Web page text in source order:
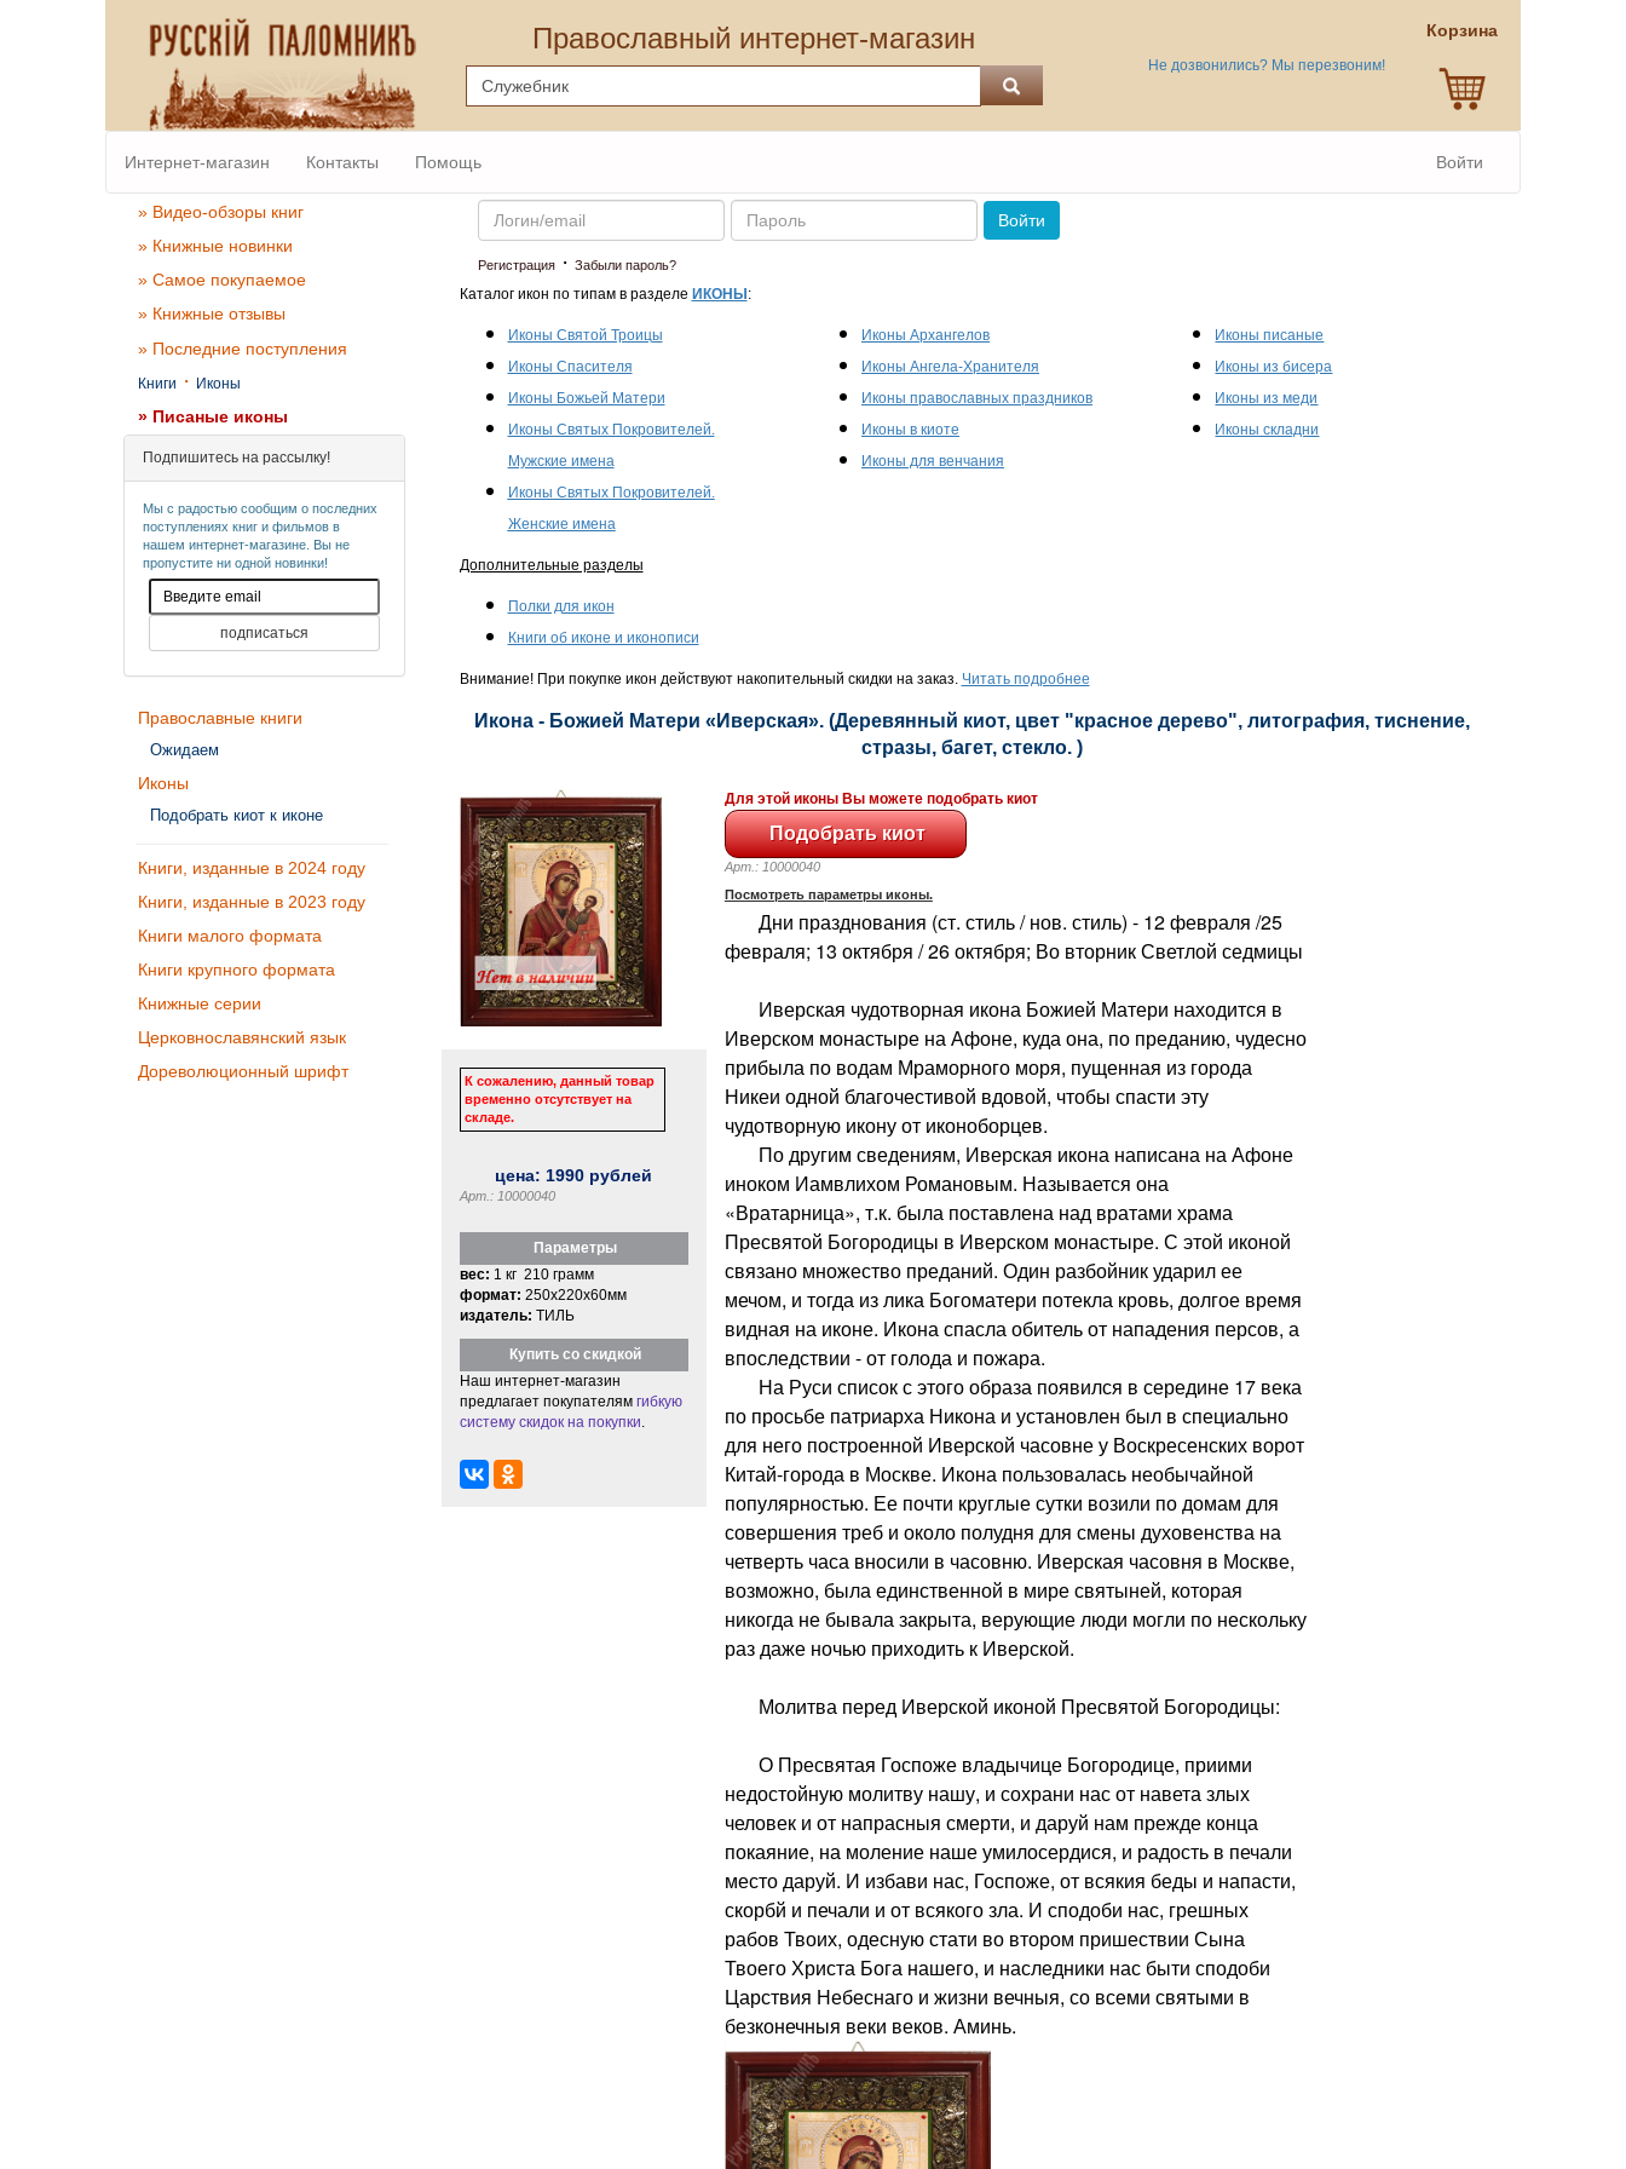
Православный интернет-магазин
Не дозвонились? Мы перезвоним!
Корзина
Интернет-магазин Контакты Помощь Войти
» Видео-обзоры книг
» Книжные новинки
» Самое покупаемое
» Книжные отзывы
» Последние поступления
Книги · Иконы
» Писаные иконы
Подпишитесь на рассылку!
Мы с радостью сообщим о последних
поступлениях книг и фильмов в
нашем интернет-магазине. Вы не
пропустите ни одной новинки!
Православные книги
Ожидаем
Иконы
Подобрать киот к иконе
Книги, изданные в 2024 году
Книги, изданные в 2023 году
Книги малого формата
Книги крупного формата
Книжные серии
Церковнославянский язык
Дореволюционный шрифт
Email Пароль
Войти
Регистрация· Забыли пароль?
Каталог икон по типам в разделе ИКОНЫ :
Иконы Святой Троицы
Иконы Спасителя
Иконы Божьей Матери
Иконы Святых Покровителей.
Мужские имена
Иконы Святых Покровителей.
Женские имена
Иконы Архангелов
Иконы Ангела-Хранителя
Иконы православных праздников
Иконы в киоте
Иконы для венчания
Иконы писаные
Иконы из бисера
Иконы из меди
Иконы складни
Дополнительные разделы
Полки для икон
Книги об иконе и иконописи
Внимание! При покупке икон действуют накопительный скидки на заказ. Читать подробнее
Икона - Божией Матери «Иверская». (Деревянный киот, цвет "красное дерево", литография, тиснение,
стразы, багет, стекло. )
К сожалению, данный товар
временно отсутствует на
складе.
цена: 1990 рублей
Арт.: 10000040
Параметры
вес: 1 кг 210 грамм
формат: 250x220x60мм
издатель: ТИЛЬ
Купить со скидкой
Наш интернет-магазин
предлагает покупателям гибкую
систему скидок на покупки
Для этой иконы Вы можете подобрать киот
Арт.: 10000040
Посмотреть параметры иконы.
Дни празднования (ст. стиль / нов. стиль) - 12 февраля /25
февраля; 13 октября / 26 октября; Во вторник Светлой седмицы
Иверская чудотворная икона Божией Матери находится в
Иверском монастыре на Афоне, куда она, по преданию, чудесно
прибыла по водам Мраморного моря, пущенная из города
Никеи одной благочестивой вдовой, чтобы спасти эту
чудотворную икону от иконоборцев.
По другим сведениям, Иверская икона написана на Афоне
иноком Иамвлихом Романовым. Называется она
«Вратарница», т.к. была поставлена над вратами храма
Пресвятой Богородицы в Иверском монастыре. С этой иконой
связано множество преданий. Один разбойник ударил ее
мечом, и тогда из лика Богоматери потекла кровь, долгое время
видная на иконе. Икона спасла обитель от нападения персов, а
впоследствии - от голода и пожара.
На Руси список с этого образа появился в середине 17 века
по просьбе патриарха Никона и установлен был в специально
для него построенной Иверской часовне у Воскресенских ворот
Китай-города в Москве. Икона пользовалась необычайной
популярностью. Ее почти круглые сутки возили по домам для
совершения треб и около полудня для смены духовенства на
четверть часа вносили в часовню. Иверская часовня в Москве,
возможно, была единственной в мире святыней, которая
никогда не бывала закрыта, верующие люди могли по нескольку
раз даже ночью приходить к Иверской.
Молитва перед Иверской иконой Пресвятой Богородицы:
О Пресвятая Госпоже владычице Богородице, приими
недостойную молитву нашу, и сохрани нас от навета злых
человек и от напрасныя смерти, и даруй нам прежде конца
покаяние, на моление наше умилосердися, и радость в печали
место даруй. И избави нас, Госпоже, от всякия беды и напасти,
скорбй и печали и от всякого зла. И сподоби нас, грешных
рабов Твоих, одесную стати во втором пришествии Сына
Твоего Христа Бога нашего, и наследники нас быти сподоби
Царствия Небеснаго и жизни вечныя, со всеми святыми в
безконечныя веки веков. Аминь.